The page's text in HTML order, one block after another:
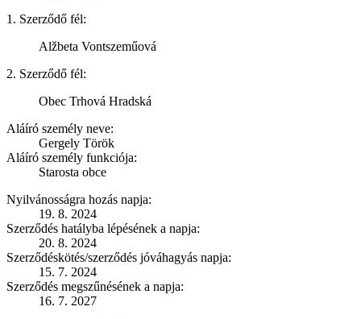
1. Szerződő fél:
Alžbeta Vontszeműová
2. Szerződő fél:
Obec Trhová Hradská
Aláíró személy neve:
Gergely Török
Aláíró személy funkciója:
Starosta obce
Nyilvánosságra hozás napja:
19. 8. 2024
Szerződés hatályba lépésének a napja:
20. 8. 2024
Szerződéskötés/szerződés jóváhagyás napja:
15. 7. 2024
Szerződés megszűnésének a napja:
16. 7. 2027